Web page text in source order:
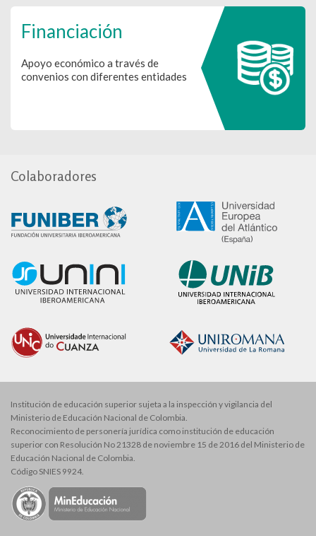
Financiación
Apoyo económico a través de
convenios con diferentes entidades
Colaboradores
Institución de educación superior sujeta a la inspección y vigilancia del
Ministerio de Educación Nacional de Colombia.
Reconocimiento de personería jurídica como institución de educación
superior con Resolución No 21328 de noviembre 15 de 2016 del Ministerio de
Educación Nacional de Colombia.
Código SNIES 9924.